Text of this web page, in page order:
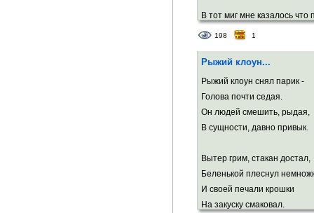
В тот миг мне казалось
навечно
магнолий,
какая наивность... а может
беспечность,
но крылья расправив
волю...
Подули ветра, пряча небо
и краски поблекли до
одночасье...
...но верю всем сердцем,
198 1
Рыжий клоун...
Рыжий клоун снял парик -
Голова почти седая.
Он людей смешить, рыдая,
В сущности, давно привык.
Вытер грим, стакан достал,
Беленькой плеснул
И своей печали крошки
На закуску смаковал.